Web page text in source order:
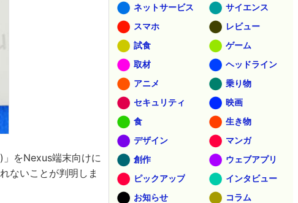
をNexus端末向けに
ないことが判明しま
ネットサービス
サイエンス
スマホ
レビュー
試食
ゲーム
取材
ヘッドライン
アニメ
乗り物
セキュリティ
映画
食
生き物
デザイン
マンガ
創作
ウェブアプリ
ピックアップ
インタビュー
お知らせ
コラム